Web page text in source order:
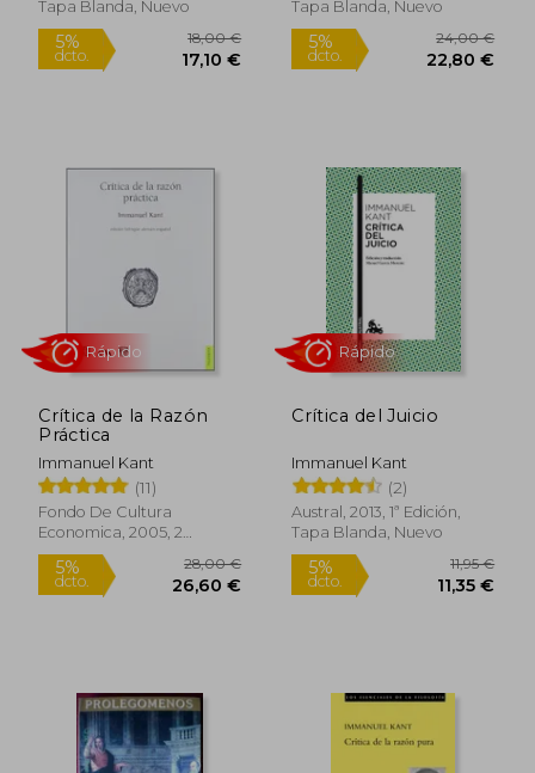
Tapa Blanda, Nuevo
5%
Rápido
Tapa Blanda, Nuevo
Rápido
Crítica de la Razón
Práctica
Immanuel Kant
(11)
Fondo De Cultura
Economica, 2005, 2
Edición, Tapa Blanda,
Nuevo
Crítica del Juicio
Immanuel Kant
(2)
Austral, 2013, 1ª Edición,
Tapa Blanda, Nuevo